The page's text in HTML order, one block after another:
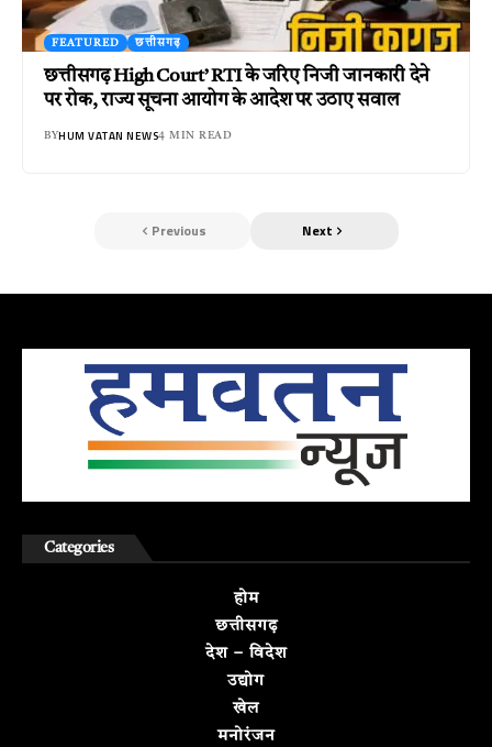
FEATURED छत्तीसगढ़
छत्तीसगढ़ High Court’ RTI के जरिए निजी जानकारी देने
पर रोक, राज्य सूचना आयोग के आदेश पर उठाए सवाल
BYHUM VATAN NEWS4 MIN READ
Previous Next
Categories
होम
छत्तीसगढ़
देश – विदेश
उद्योग
खेल
मनोरंजन